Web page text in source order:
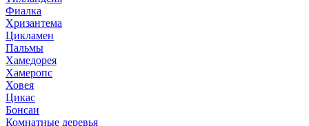
Фиалка
Хризантема
Цикламен
Пальмы
Хамедорея
Хамеропс
Ховея
Цикас
Бонсаи
Комнатные деревья